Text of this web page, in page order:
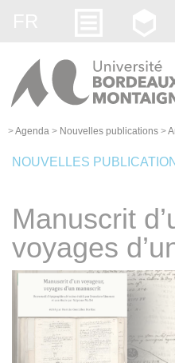
>Agenda > Nouvelles publications >
NOUVELLES
Manuscrit
voyages